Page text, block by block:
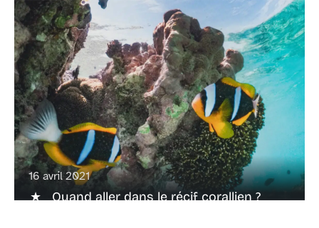
16 avril 2021
Quand aller dans le récif corallien ?